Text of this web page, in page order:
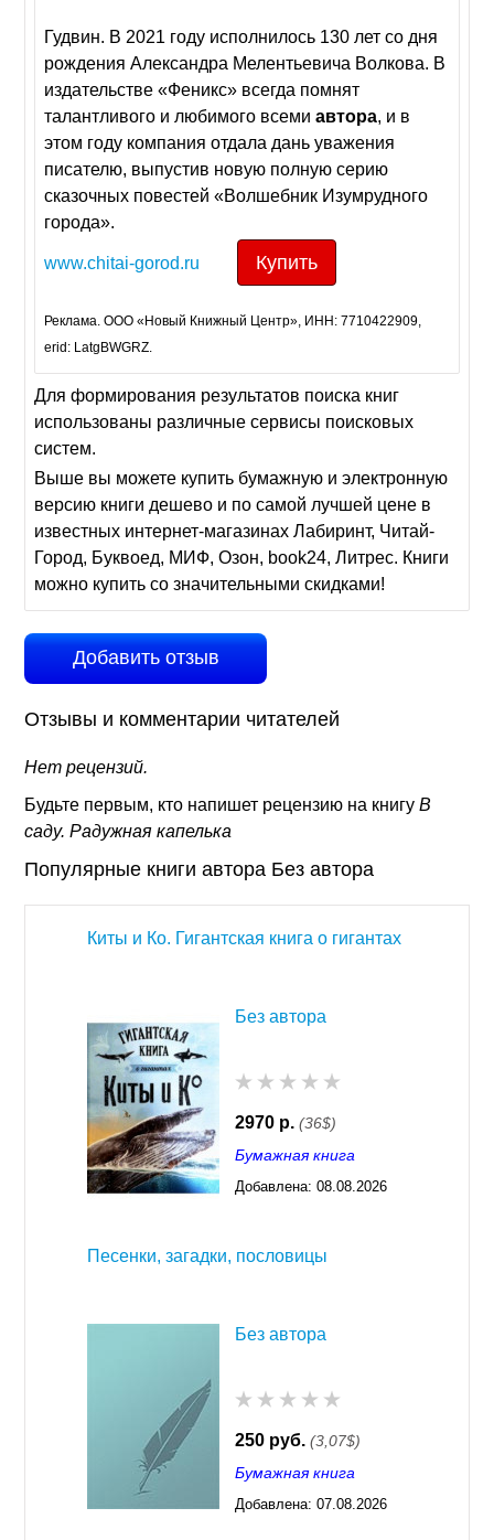
Гудвин. В 2021 году исполнилось 130 лет со дня
рождения Александра Мелентьевича Волкова. В
издательстве «Феникс» всегда помнят
талантливого и любимого всемиавтора, и в
этом году компания отдала дань уважения
писателю, выпустив новую полную серию
сказочных повестей «Волшебник Изумрудного
города».
www.chitai-gorod.ru Купить
Реклама. ООО «Новый Книжный Центр», ИНН: 7710422909,
erid: LatgBWGRZ.
Для формирования результатов поиска книг
использованы различные сервисы поисковых
систем.
Выше вы можете купить бумажную и электронную
версию книги дешево и по самой лучшей цене в
известных интернет-магазинах Лабиринт, Читай-
Город, Буквоед, МИФ, Озон, book24, Литрес. Книги
можно купить со значительными скидками!
Добавить отзыв
Отзывы и комментарии читателей
Нет рецензий.
Будьте первым, кто напишет рецензию на книгуВ
саду. Радужная капелька
Популярные книги автора Без автора
Киты и Ко. Гигантская книга о гигантах
Без автора
2970 р. (36$)
Бумажная книга
Добавлена: 08.08.2026
Песенки, загадки, пословицы
Без автора
250 руб. (3,07$)
Бумажная книга
Добавлена: 07.08.2026